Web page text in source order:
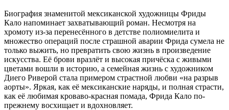
Биография знаменитой мексиканской художницы Фриды
Кало напоминает захватывающий роман. Несмотря на
хромоту из-за перенесённого в детстве полиомиелита и
множество операций после страшной аварии Фрида сумела не
только выжить, но превратить свою жизнь в произведение
искусства. Её брови вразлёт и высокая причёска с живыми
цветами вошли в историю, а семейная жизнь с художником
Диего Риверой стала примером страстной любви «на разрыв
аорты». Яркая, как её мексиканские наряды, и полная страсти,
как её любимая кроваво-красная помада, Фрида Кало по-
прежнему восхищает и вдохновляет.